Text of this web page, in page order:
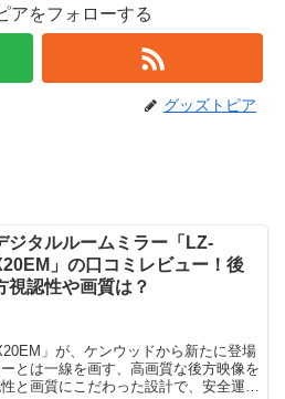
アをフォローする
グッズトピア
ジタルルームミラー「LZ-
」の口コミレビュー！後
視認性や画質は？
」が、ケンウッドから新たに登場
とは一線を画す、高画質な後方映像を
と画質にこだわった設計で、安全運転